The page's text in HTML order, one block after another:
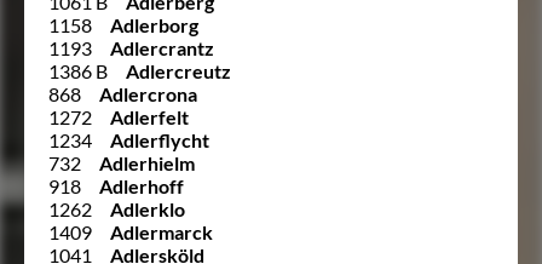
1158
Adlerborg
1193
Adlercrantz
1386 B
Adlercreutz
868
Adlercrona
1272
Adlerfelt
1234
Adlerflycht
732
Adlerhielm
918
Adlerhoff
1262
Adlerklo
1409
Adlermarck
1041
Adlersköld